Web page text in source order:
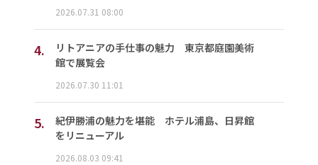
2026.07.31 08:00
4.
リトアニアの手仕事の魅力 東京都庭園美術
館で展覧会
2026.07.30 11:01
5.
紀伊勝浦の魅力を堪能 ホテル浦島、日昇館
をリニューアル
2026.08.03 09:41